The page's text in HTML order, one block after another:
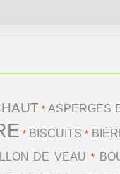
*ASPERGES
* BISCUITS *
DE VEAU *